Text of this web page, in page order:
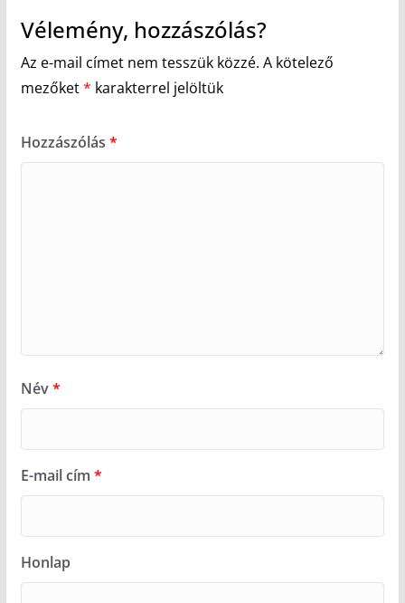
Vélemény, hozzászólás?
Az e-mail címet nem tesszük közzé. A kötelező
mezőket* karakterrel jelöltük
Hozzászólás *
Név*
E-mail cím *
Honlap